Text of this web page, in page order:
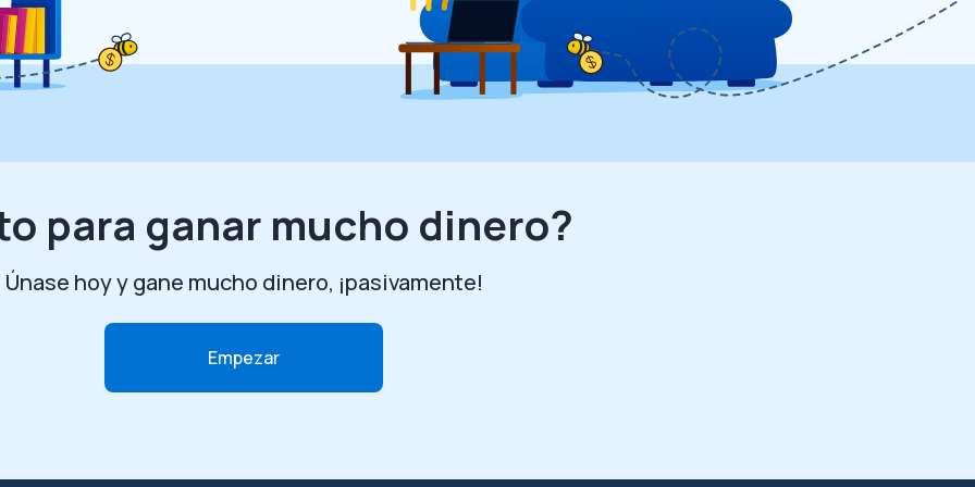
para ganar mucho dinero?
Únase hoy y gane mucho dinero, ¡pasivamente!
Empezar